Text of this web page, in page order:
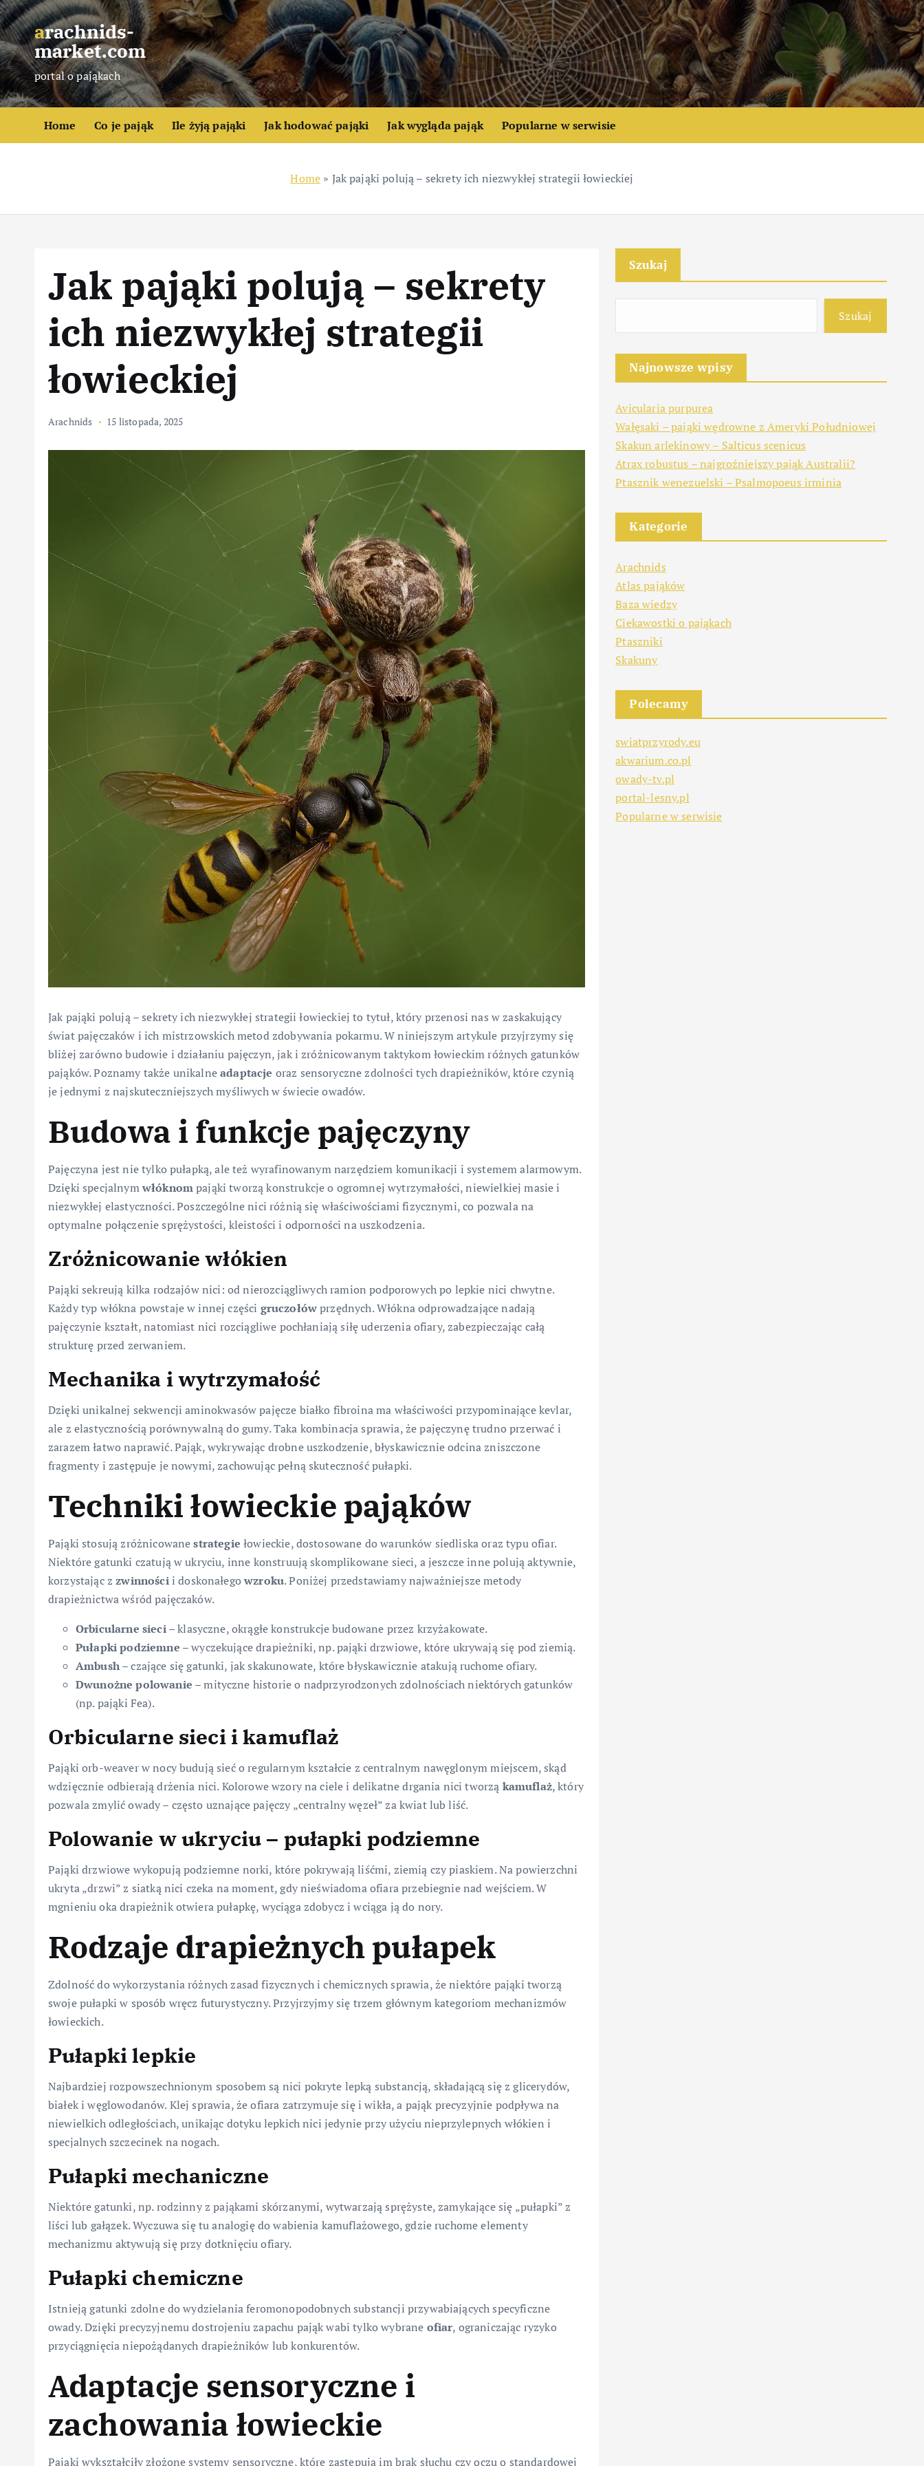
S
k
i
p
t
o
n
arachnids-
market.com
portal o pająkach
Home Co je pająk Ile żyją pająki Jak hodować pająki Jak wygląda pająk Popularne w serwisie
Home » Jak pająki polują – sekrety ich niezwykłej strategii łowieckiej
Jak pająki polują – sekrety
ich niezwykłej strategii
łowieckiej
Arachnids 15 listopada, 2025
Jak pająki polują – sekrety ich niezwykłej strategii łowieckiej to tytuł, który przenosi nas w zaskakujący
świat pajęczaków i ich mistrzowskich metod zdobywania pokarmu. W niniejszym artykule przyjrzymy się
bliżej zarówno budowie i działaniu pajęczyn, jak i zróżnicowanym taktykom łowieckim różnych gatunków
pająków. Poznamy także unikalneadaptacje oraz sensoryczne zdolności tych drapieżników, które czynią
je jednymi z najskuteczniejszych myśliwych w świecie owadów.
Budowa i funkcje pajęczyny
Pajęczyna jest nie tylko pułapką, ale też wyrafinowanym narzędziem komunikacji i systemem alarmowym.
Dzięki specjalnymwłóknompająki tworzą konstrukcje o ogromnej wytrzymałości, niewielkiej masie i
niezwykłej elastyczności. Poszczególne nici różnią się właściwościami fizycznymi, co pozwala na
optymalne połączenie sprężystości, kleistości i odporności na uszkodzenia.
Zróżnicowanie włókien
Pająki sekreują kilka rodzajów nici: od nierozciągliwych ramion podporowych po lepkie nici chwytne.
Każdy typ włókna powstaje w innej części gruczołówprzędnych. Włókna odprowadzające nadają
pajęczynie kształt, natomiast nici rozciągliwe pochłaniają siłę uderzenia ofiary, zabezpieczając całą
strukturę przed zerwaniem.
Mechanika i wytrzymałość
Dzięki unikalnej sekwencji aminokwasów pajęcze białko fibroina ma właściwości przypominające kevlar,
ale z elastycznością porównywalną do gumy. Taka kombinacja sprawia, że pajęczynę trudno przerwać i
zarazem łatwo naprawić. Pająk, wykrywając drobne uszkodzenie, błyskawicznie odcina zniszczone
fragmenty i zastępuje je nowymi, zachowując pełną skuteczność pułapki.
Techniki łowieckie pająków
Pająki stosują zróżnicowanestrategie łowieckie, dostosowane do warunków siedliska oraz typu ofiar.
Niektóre gatunki czatują w ukryciu, inne konstruują skomplikowane sieci, a jeszcze inne polują aktywnie,
korzystając zzwinnościi doskonałegowzroku. Poniżej przedstawiamy najważniejsze metody
drapieżnictwa wśród pajęczaków.
Orbicularne sieci– klasyczne, okrągłe konstrukcje budowane przez krzyżakowate.
Pułapki podziemne – wyczekujące drapieżniki, np. pająki drzwiowe, które ukrywają się pod ziemią.
Ambush– czające się gatunki, jak skakunowate, które błyskawicznie atakują ruchome ofiary.
Dwunożne polowanie – mityczne historie o nadprzyrodzonych zdolnościach niektórych gatunków
(np. pająki Fea).
Orbicularne sieci i kamuflaż
Pająki orb-weaver w nocy budują sieć o regularnym kształcie z centralnym nawęglonym miejscem, skąd
wdzięcznie odbierają drżenia nici. Kolorowe wzory na ciele i delikatne drgania nici tworzą kamuflaż, który
pozwala zmylić owady – często uznające pajęczy „centralny węzeł” za kwiat lub liść.
Polowanie w ukryciu – pułapki podziemne
Pająki drzwiowe wykopują podziemne norki, które pokrywają liśćmi, ziemią czy piaskiem. Na powierzchni
ukryta „drzwi” z siatką nici czeka na moment, gdy nieświadoma ofiara przebiegnie nad wejściem. W
mgnieniu oka drapieżnik otwiera pułapkę, wyciąga zdobycz i wciąga ją do nory.
Rodzaje drapieżnych pułapek
Zdolność do wykorzystania różnych zasad fizycznych i chemicznych sprawia, że niektóre pająki tworzą
swoje pułapki w sposób wręcz futurystyczny. Przyjrzyjmy się trzem głównym kategoriom mechanizmów
łowieckich.
Pułapki lepkie
Najbardziej rozpowszechnionym sposobem są nici pokryte lepką substancją, składającą się z glicerydów,
białek i węglowodanów. Klej sprawia, że ofiara zatrzymuje się i wikła, a pająk precyzyjnie podpływa na
niewielkich odległościach, unikając dotyku lepkich nici jedynie przy użyciu nieprzylepnych włókien i
specjalnych szczecinek na nogach.
Pułapki mechaniczne
Niektóre gatunki, np. rodzinny z pająkami skórzanymi, wytwarzają sprężyste, zamykające się „pułapki” z
liści lub gałązek. Wyczuwa się tu analogię do wabienia kamuflażowego, gdzie ruchome elementy
mechanizmu aktywują się przy dotknięciu ofiary.
Pułapki chemiczne
Istnieją gatunki zdolne do wydzielania feromonopodobnych substancji przywabiających specyficzne
owady. Dzięki precyzyjnemu dostrojeniu zapachu pająk wabi tylko wybrane ofiar, ograniczając ryzyko
przyciągnięcia niepożądanych drapieżników lub konkurentów.
Adaptacje sensoryczne i
zachowania łowieckie
Pająki wykształciły złożone systemy sensoryczne, które zastępują im brak słuchu czy oczu o standardowej
Szukaj
Szukaj
Najnowsze wpisy
Avicularia purpurea
Wałęsaki – pająki wędrowne z Ameryki Południowej
Skakun arlekinowy – Salticus scenicus
Atrax robustus – najgroźniejszy pająk Australii?
Ptasznik wenezuelski – Psalmopoeus irminia
Kategorie
Arachnids
Atlas pająków
Baza wiedzy
Ciekawostki o pająkach
Ptaszniki
Skakuny
Polecamy
swiatprzyrody.eu
akwarium.co.pl
owady-tv.pl
portal-lesny.pl
Popularne w serwisie